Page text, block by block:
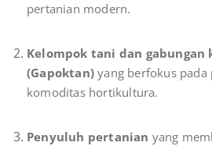
pertanian modern.
Kelompok tani dan gabungan
(Gapoktan) yang berfokus pada
komoditas hortikultura.
Penyuluh pertanian yang